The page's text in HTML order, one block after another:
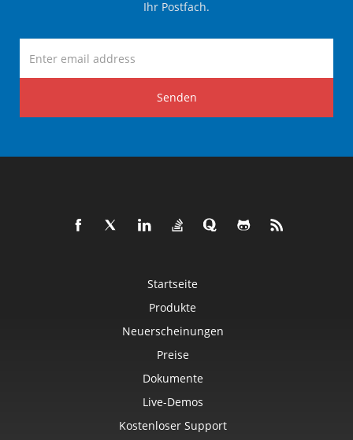
Ihr Postfach.
Senden
Startseite
Produkte
Neuerscheinungen
Preise
Dokumente
Live-Demos
Kostenloser Support